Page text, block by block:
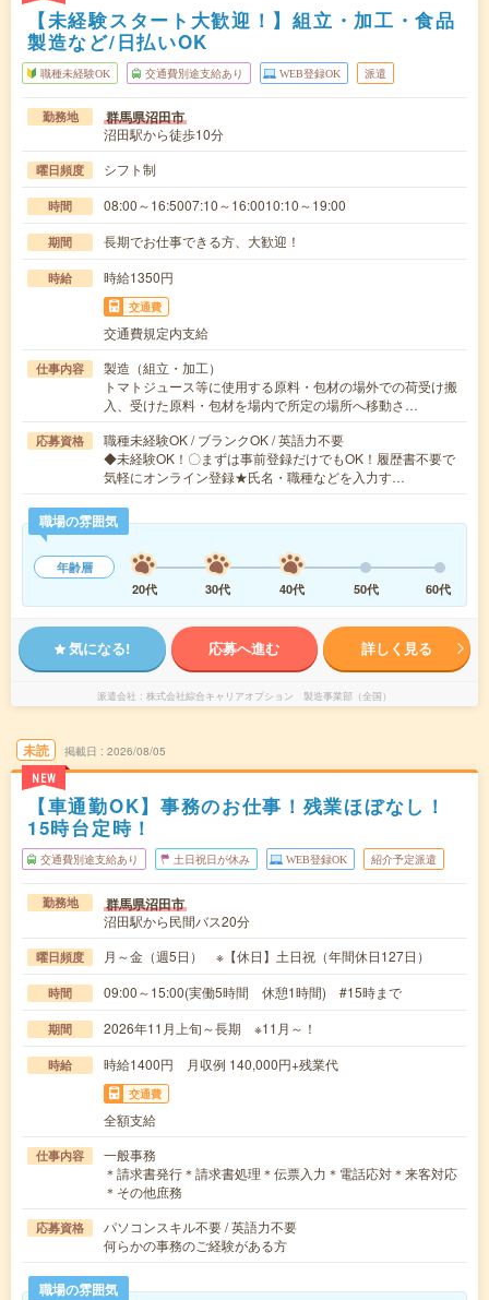
【未経験スタート大歓迎！】組立・加工・食品
製造など/日払いOK
職種未経験OK 交通費別途支給あり WEB登録OK 派遣
勤務地 群馬県沼田市
沼田駅から徒歩10分
曜日頻度 シフト制
時間 08:00～16:5007:10～16:0010:10～19:00
期間 長期でお仕事できる方、大歓迎！
時給 時給1350円
交通費
交通費規定内支給
仕事内容
製造（組立・加工）
トマトジュース等に使用する原料・包材の場外での荷受け搬
入、受けた原料・包材を場内で所定の場所へ移動さ…
応募資格
職種未経験OK / ブランクOK / 英語力不要
◆未経験OK！〇まずは事前登録だけでもOK！履歴書不要で
気軽にオンライン登録★氏名・職種などを入力す…
職場の雰囲気
年齢層
20代
30代 40代 50代 60代
気になる! 応募へ進む 詳しく見る
派遣会社 株式会社綜合キャリアオプション 製造事業部（全国）
未読
NEW
掲載日 2026/08/05
【車通勤OK】事務のお仕事！残業ほぼなし！
15時台定時！
交通費別途支給あり 土日祝日が休み WEB登録OK 紹介予定派遣
勤務地 群馬県沼田市
沼田駅から民間バス20分
曜日頻度 月～金（週5日） ※【休日】土日祝（年間休日127日）
時間 09:00～15:00(実働5時間 休憩1時間) #15時まで
期間 2026年11月上旬～長期 ※11月～！
時給 時給1400円 月収例 140,000円+残業代
交通費
全額支給
仕事内容
一般事務
＊請求書発行＊請求書処理＊伝票入力＊電話応対＊来客対応
＊その他庶務
応募資格
パソコンスキル不要 / 英語力不要
何らかの事務のご経験がある方
職場の雰囲気